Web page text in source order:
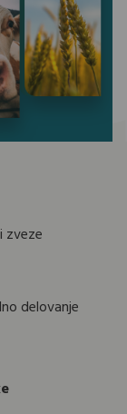
zveze
delovanje